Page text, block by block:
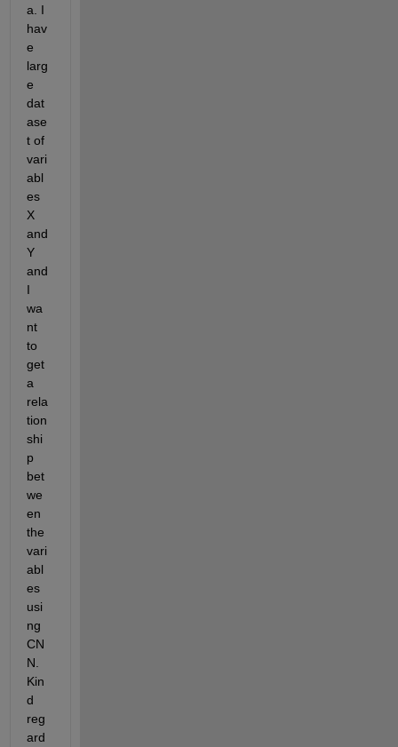
a. I
hav
e
larg
e
dat
ase
t of
vari
abl
es
X
and
Y
and
I
wa
nt
to
get
a
rela
tion
shi
p
bet
we
en
the
vari
abl
es
usi
ng
CN
N.
Kin
d
reg
ard